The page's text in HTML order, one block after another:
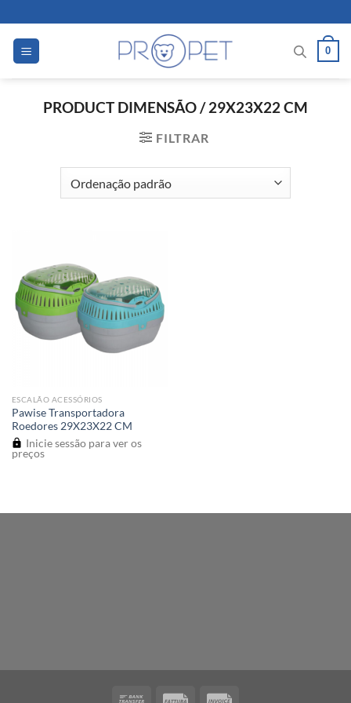
to
content
0
PRODUCT DIMENSÃO/29X23X22 CM
FILTRAR
ESCALÃO ACESSÓRIOS
Pawise Transportadora
Roedores 29X23X22 CM
Inicie sessão para ver os
preços